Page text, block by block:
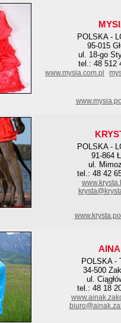
POLSKA -
95-015
ul. 18-go
tel.: 48 512
www.mysia.com.pl
POLSKA -
91-864
ul.
tel.: 48 42
POLSKA -
34-500
ul.
tel.: 48 18